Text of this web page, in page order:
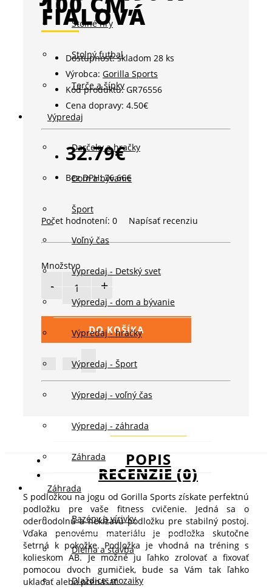
Stolné hry
Stolný futbal
Terče a šípky
Výpredaj
Darčeky a hračky
Dom a bývanie
Šport
Voľný čas
Výpredaj - Detský svet
Výpredaj - dom a bývanie
Výpredaj - hračky
Výpredaj - Šport
Výpredaj - voľný čas
Výpredaj - záhrada
Záhrada
Záhrada
Bazény a vírivky
Dielňa a stavba
Dlaždice, mozaiky
FIALOVÁ
Dostupnosť:skladom 28 ks
Výrobca: Gorilla Sports
Kód produktu:GR76556
Cena dopravy: 4.50€
32.79€
Bez DPH: 26.66€
Počet hodnotení: 0 Napísať recenziu
Množstvo
DO KOŠÍKA
POPIS
RECENZIE (0)
S podložkou na jogu od Gorilla Sports získate perfektnú
podložku pre vaše fitness cvičenie. Jedná sa o
oderuodolnú a nekĺzavú podložku pre stabilný postoj.
Vďaka penovému materiálu je podložka skutočne
šetrná k pokožke. Podložka je vhodná na tréning s
kolieskom AB. Je možné ju ľahko zrolovať a fixovať
pomocou dvoch gumičiek, bude sa Vám tak ľahko
ukladať alebo prenášať.